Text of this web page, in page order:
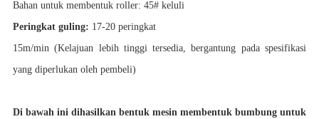
Bahan untuk membentuk roller: 45# keluli
Peringkat guling: 17-20 peringkat
15m/min (Kelajuan lebih tinggi tersedia, bergantung pada spesifikasi
yang diperlukan oleh pembeli)
Di bawah ini dihasilkan bentuk mesin membentuk bumbung untuk